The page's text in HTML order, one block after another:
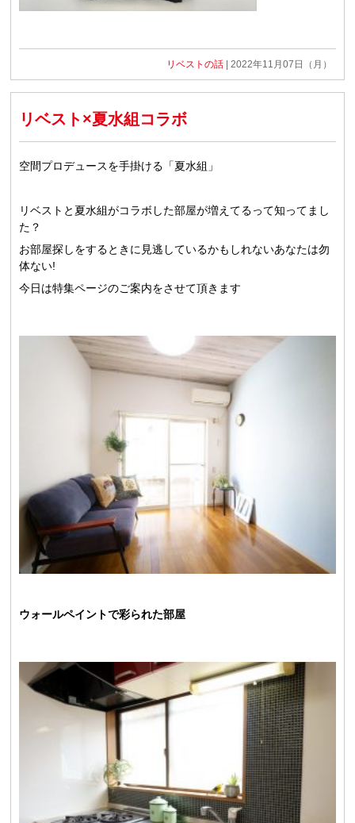
リベストの話 | 2022年11月07日（月）
リベスト×夏水組コラボ
空間プロデュースを手掛ける「夏水組」
リベストと夏水組がコラボした部屋が増えてるって知ってまし
た？
お部屋探しをするときに見逃しているかもしれないあなたは勿
体ない!
今日は特集ページのご案内をさせて頂きます
ウォールペイントで彩られた部屋